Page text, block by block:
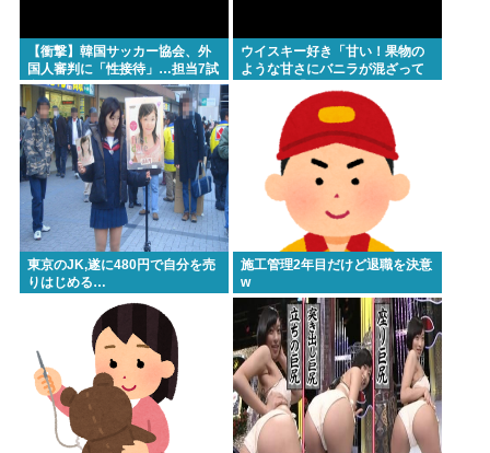
【衝撃】韓国サッカー協会、外
国人審判に「性接待」…担当7試
合はまさかの無敗
ウイスキー好き「甘い！果物の
ような甘さにバニラが混ざって
る」わい「はぇー飲んでみる
東京のJK,遂に480円で自分を売
りはじめる…
施工管理2年目だけど退職を決意
w